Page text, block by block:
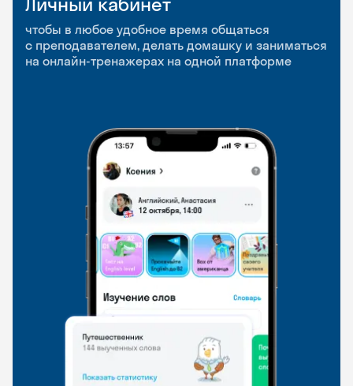
чтобы в любое удобное время общаться
с преподавателем, делать домашку и заниматься
на онлайн-тренажерах на одной платформе
приложение
чтобы заниматься и изучать новые слова где
и когда удобно
и Talks
Групповые занятия для разговорной практики
и индивидуальные встречи с преподавателями